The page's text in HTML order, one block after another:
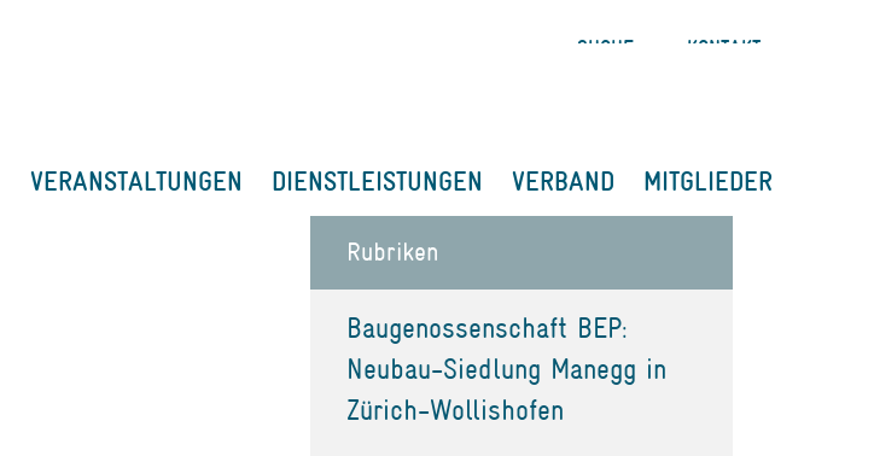
SUCHE KONTAKT
VERANSTALTUNGEN DIENSTLEISTUNGEN VERBAND MITGLIEDER
Rubriken
Baugenossenschaft BEP:
Neubau-Siedlung Manegg in
Zürich-Wollishofen